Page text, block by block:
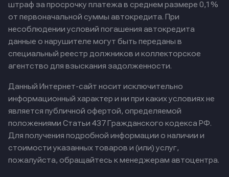
штраф за просрочку платежа в среднем размере 0,1%
от первоначальной суммы автокредита. При
несоблюдении условий погашения автокредита
данные о нарушителе могут быть переданы в
специальный реестр должников и коллекторское
агентство для взыскания задолженности.
Данный Интернет-сайт носит исключительно
информационный характер и ни при каких условиях не
является публичной офертой, определяемой
положениями Статьи 437 Гражданского кодекса РФ.
Для получения подробной информации о наличии и
стоимости указанных товаров и (или) услуг,
пожалуйста, обращайтесь к менеджерам автоцентра.